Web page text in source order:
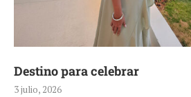
Destino para celebrar
3 julio, 2026